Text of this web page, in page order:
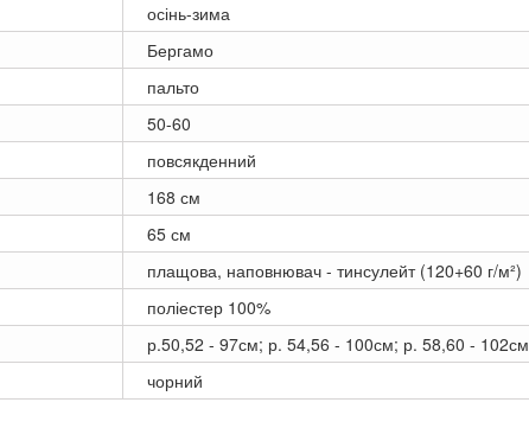
осінь-зима
Бергамо
пальто
50-60
повсякденний
168 см
65 см
плащова, наповнювач - тинсулейт (120+60 г/м²)
поліестер 100%
р.50,52 - 97см; р. 54,56 - 100см; р. 58,60 - 102см
чорний